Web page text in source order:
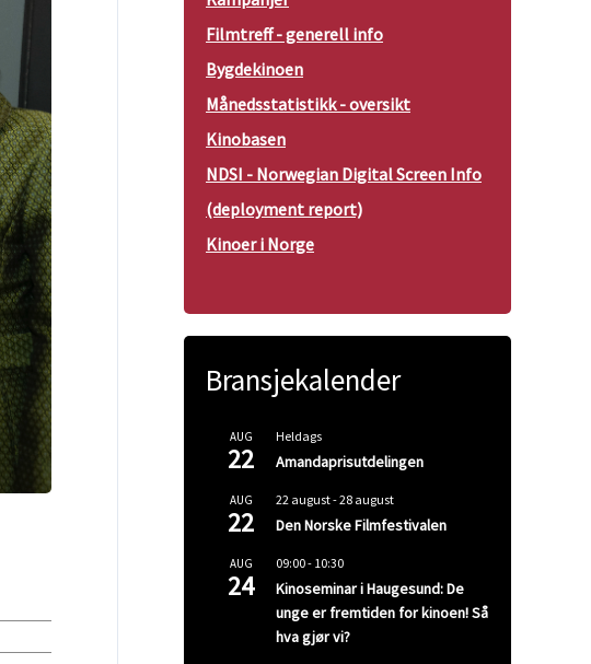
Filmtreff - generell info
Bygdekinoen
Månedsstatistikk - oversikt
Kinobasen
NDSI - Norwegian Digital Screen Info
(deployment report)
Kinoer i Norge
Bransjekalender
AUG
22
Heldags
Amandaprisutdelingen
AUG
22
22 august-28 august
Den Norske Filmfestivalen
AUG
24
09:00- 10:30
Kinoseminar i Haugesund: De
unge er fremtiden for kinoen! Så
hva gjør vi?